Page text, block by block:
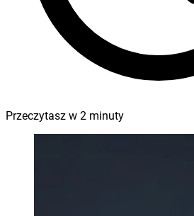
Przeczytasz w 2 minuty